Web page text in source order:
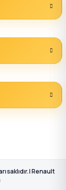
saklıdır. | Renault